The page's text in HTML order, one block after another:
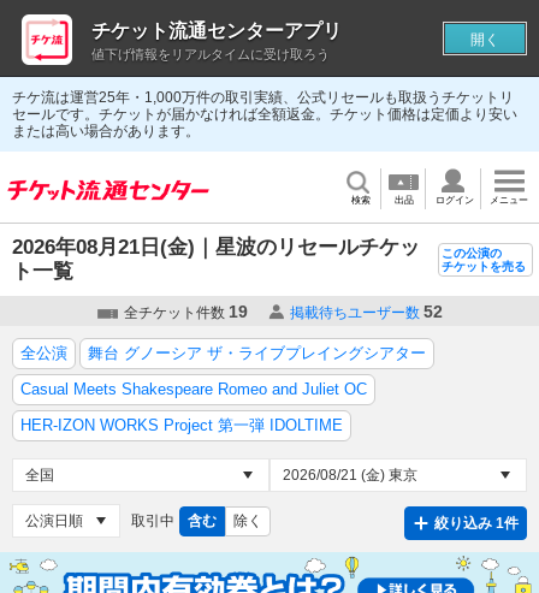
チケ流は運営25年・1,000万件の取引実績、公式リセールも取扱うチケットリ
セールです。チケットが届かなければ全額返金。チケット価格は定価より安い
または高い場合があります。
検索 出品 ログイン メニュー
2026年08月21日(金)｜星波のリセールチケッ
ト一覧
この公演の
チケットを売る
全チケット件数 19 掲載待ちユーザー数 52
全公演
舞台 グノーシア ザ・ライブプレイングシアター
Casual Meets Shakespeare Romeo and Juliet OC
HER-IZON WORKS Project 第一弾 IDOLTIME
取引中 含む 除く 絞り込み 1件
チケット流通センターアプリ
値下げ情報をリアルタイムに受け取ろう
開く